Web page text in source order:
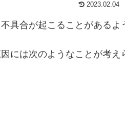
2023.02.04
具合が起こることがあるよ
には次のようなことが考え